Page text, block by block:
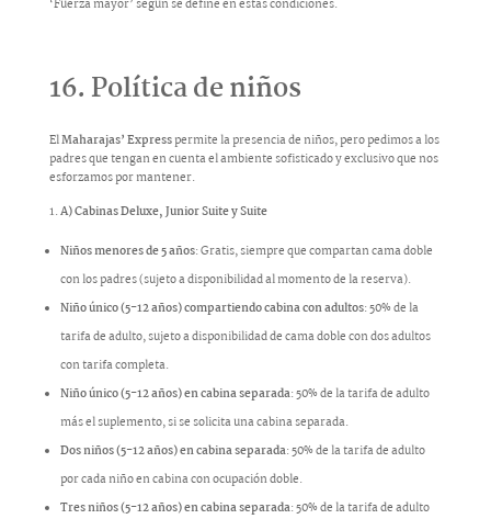
‘Fuerza mayor’ según se define en estas condiciones.
16. Política de niños
ElMaharajas’ Expresspermite la presencia de niños, pero pedimos a los
padres que tengan en cuenta el ambiente sofisticado y exclusivo que nos
esforzamos por mantener.
A) Cabinas Deluxe, Junior Suite y Suite
Niños menores de 5 años: Gratis, siempre que compartan cama doble
con los padres (sujeto a disponibilidad al momento de la reserva).
Niño único (5-12 años) compartiendo cabina con adultos: 50% de la
tarifa de adulto, sujeto a disponibilidad de cama doble con dos adultos
con tarifa completa.
Niño único (5-12 años) en cabina separada: 50% de la tarifa de adulto
más el suplemento, si se solicita una cabina separada.
Dos niños (5-12 años) en cabina separada: 50% de la tarifa de adulto
por cada niño en cabina con ocupación doble.
Tres niños (5-12 años) en cabina separada: 50% de la tarifa de adulto